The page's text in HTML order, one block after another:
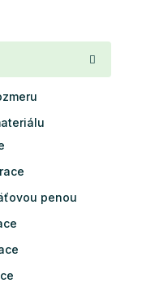
penou